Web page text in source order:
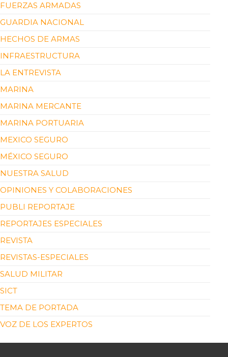
FUERZAS ARMADAS
GUARDIA NACIONAL
HECHOS DE ARMAS
INFRAESTRUCTURA
LA ENTREVISTA
MARINA
MARINA MERCANTE
MARINA PORTUARIA
MEXICO SEGURO
MÉXICO SEGURO
NUESTRA SALUD
OPINIONES Y COLABORACIONES
PUBLI REPORTAJE
REPORTAJES ESPECIALES
REVISTA
REVISTAS-ESPECIALES
SALUD MILITAR
SICT
TEMA DE PORTADA
VOZ DE LOS EXPERTOS